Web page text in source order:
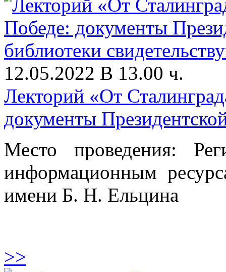
12.05.2022 В 13.00 ч.
Лекторий «От
документы
Место проведения:
информационным
имени Б. Н. Ельцина
>>